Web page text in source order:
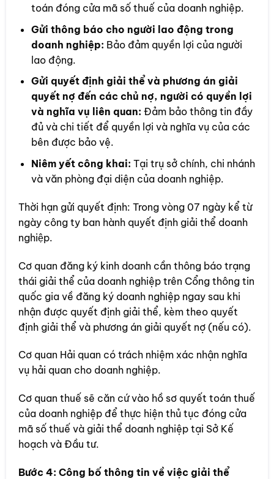
toán đóng cửa mã số thuế của doanh nghiệp.
Gửi thông báo cho người lao động trong
doanh nghiệp: Bảo đảm quyền lợi của người
lao động.
Gửi quyết định giải thể và phương án giải
quyết nợ đến các chủ nợ, người có quyền lợi
và nghĩa vụ liên quan: Đảm bảo thông tin đầy
đủ và chi tiết để quyền lợi và nghĩa vụ của các
bên được bảo vệ.
Niêm yết công khai: Tại trụ sở chính, chi nhánh
và văn phòng đại diện của doanh nghiệp.
Thời hạn gửi quyết định: Trong vòng 07 ngày kể từ
ngày công ty ban hành quyết định giải thể doanh
nghiệp.
Cơ quan đăng ký kinh doanh cần thông báo trạng
thái giải thể của doanh nghiệp trên Cổng thông tin
quốc gia về đăng ký doanh nghiệp ngay sau khi
nhận được quyết định giải thể, kèm theo quyết
định giải thể và phương án giải quyết nợ (nếu có).
Cơ quan Hải quan có trách nhiệm xác nhận nghĩa
vụ hải quan cho doanh nghiệp.
Cơ quan thuế sẽ căn cứ vào hồ sơ quyết toán thuế
của doanh nghiệp để thực hiện thủ tục đóng cửa
mã số thuế và giải thể doanh nghiệp tại Sở Kế
hoạch và Đầu tư.
Bước 4: Công bố thông tin về việc giải thể